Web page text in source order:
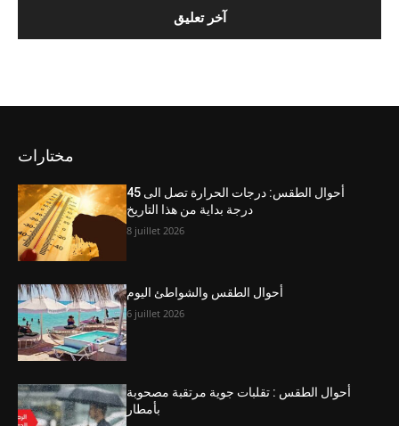
مختارات
أحوال الطقس: درجات الحرارة تصل الى 45
درجة بداية من هذا التاريخ
8 juillet 2026
أحوال الطقس والشواطئ اليوم
6 juillet 2026
أحوال الطقس : تقلبات جوية مرتقبة مصحوبة
بأمطار